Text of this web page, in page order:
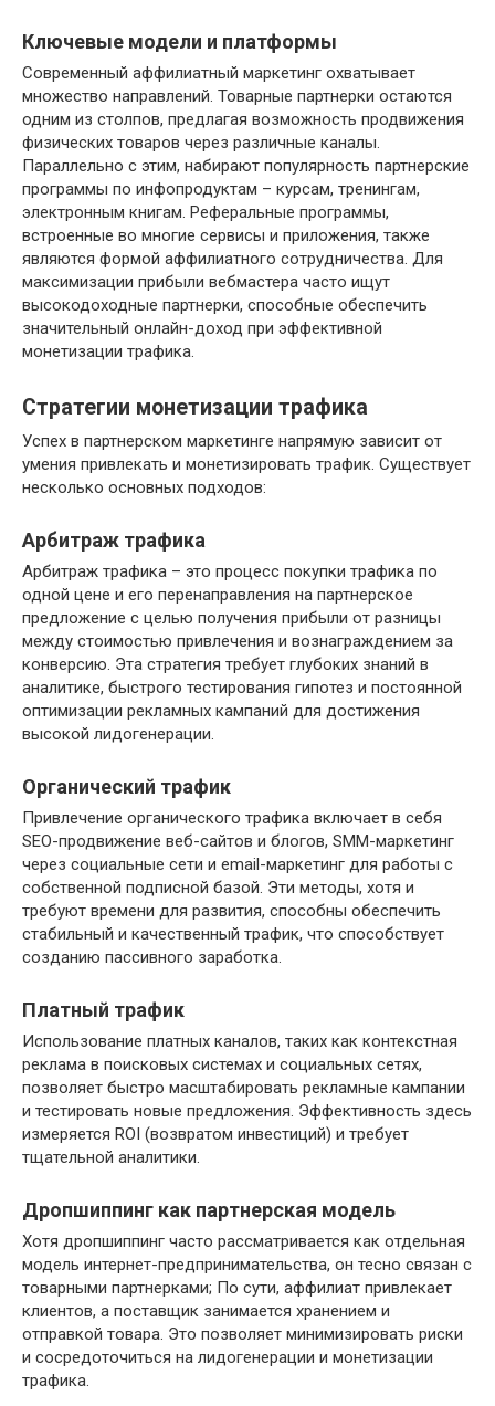
Ключевые модели и платформы
Современный аффилиатный маркетинг охватывает
множество направлений. Товарные партнерки остаются
одним из столпов, предлагая возможность продвижения
физических товаров через различные каналы.
Параллельно с этим, набирают популярность партнерские
программы по инфопродуктам – курсам, тренингам,
электронным книгам. Реферальные программы,
встроенные во многие сервисы и приложения, также
являются формой аффилиатного сотрудничества. Для
максимизации прибыли вебмастера часто ищут
высокодоходные партнерки, способные обеспечить
значительный онлайн-доход при эффективной
монетизации трафика.
Стратегии монетизации трафика
Успех в партнерском маркетинге напрямую зависит от
умения привлекать и монетизировать трафик. Существует
несколько основных подходов:
Арбитраж трафика
Арбитраж трафика – это процесс покупки трафика по
одной цене и его перенаправления на партнерское
предложение с целью получения прибыли от разницы
между стоимостью привлечения и вознаграждением за
конверсию. Эта стратегия требует глубоких знаний в
аналитике, быстрого тестирования гипотез и постоянной
оптимизации рекламных кампаний для достижения
высокой лидогенерации.
Органический трафик
Привлечение органического трафика включает в себя
SEO-продвижение веб-сайтов и блогов, SMM-маркетинг
через социальные сети и email-маркетинг для работы с
собственной подписной базой. Эти методы, хотя и
требуют времени для развития, способны обеспечить
стабильный и качественный трафик, что способствует
созданию пассивного заработка.
Платный трафик
Использование платных каналов, таких как контекстная
реклама в поисковых системах и социальных сетях,
позволяет быстро масштабировать рекламные кампании
и тестировать новые предложения. Эффективность здесь
измеряется ROI (возвратом инвестиций) и требует
тщательной аналитики.
Дропшиппинг как партнерская модель
Хотя дропшиппинг часто рассматривается как отдельная
модель интернет-предпринимательства, он тесно связан с
товарными партнерками; По сути, аффилиат привлекает
клиентов, а поставщик занимается хранением и
отправкой товара. Это позволяет минимизировать риски
и сосредоточиться на лидогенерации и монетизации
трафика.